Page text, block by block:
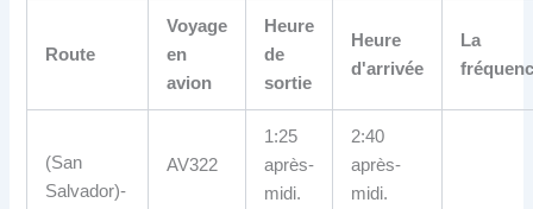
Route
Voyage
en
avion
Heure
de
sortie
Heure
d'arrivée
La
(San
Salvador)-
AV322
1:25
après-
midi.
2:40
après-
midi.